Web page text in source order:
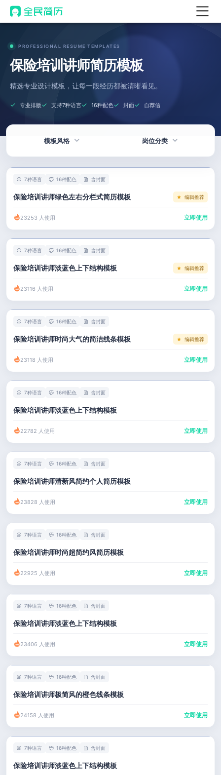
AI 生成简历
AI 优化简历
AI 翻译简历
AI 诊断简历
AI 模拟面试
AI 职场工具 New
简历模板
PROFESSIONAL RESUME TEMPLATES
保险培训讲师简历模板
精选专业设计模板，让每一段经历都被清晰看见。
专业排版 支持7种语言 16种配色 封面 自荐信
模板风格
简洁
应届生
左右分栏
考研复试
岗位分类
产品 / 设计
金融 / 汽车
市场 / 运营
人事 / 行政
房产建筑
7种语言 16种配色 含封面
保险培训讲师绿色左右分栏式简历模板 编辑推荐
23253 人使用 立即使用
7种语言 16种配色 含封面
保险培训讲师淡蓝色上下结构模板 编辑推荐
23116 人使用 立即使用
7种语言 16种配色 含封面
保险培训讲师时尚大气的简洁线条模板 编辑推荐
23118 人使用 立即使用
7种语言 16种配色 含封面
保险培训讲师淡蓝色上下结构模板
22782 人使用 立即使用
7种语言 16种配色 含封面
保险培训讲师清新风简约个人简历模板
23828 人使用 立即使用
7种语言 16种配色 含封面
保险培训讲师时尚超简约风简历模板
22925 人使用 立即使用
7种语言 16种配色 含封面
保险培训讲师淡蓝色上下结构模板
23406 人使用 立即使用
7种语言 16种配色 含封面
保险培训讲师极简风的橙色线条模板
24158 人使用 立即使用
7种语言 16种配色 含封面
保险培训讲师淡蓝色上下结构模板